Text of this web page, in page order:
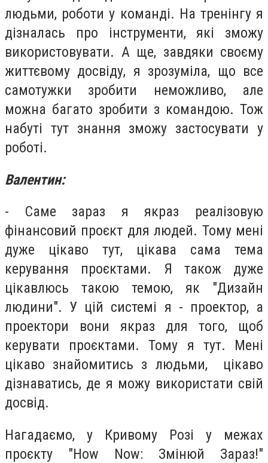
людьми, роботи у команді. На тренінгу я
дізналась про інструменти, які зможу
використовувати. А ще, завдяки своєму
життєвому досвіду, я зрозуміла, що все
самотужки зробити неможливо, але
можна багато зробити з командою. Тож
набуті тут знання зможу застосувати у
роботі.
Валентин:
- Саме зараз я якраз реалізовую
фінансовий проєкт для людей. Тому мені
дуже цікаво тут, цікава сама тема
керування проєктами. Я також дуже
цікавлюсь такою темою, як "Дизайн
людини". У цій системі я - проектор, а
проектори вони якраз для того, щоб
керувати проєктами. Тому я тут. Мені
цікаво знайомитись з людьми, цікаво
дізнаватись, де я можу використати свій
досвід.
Нагадаємо, у Кривому Розі у межах
проєкту "How Now: Змінюй Зараз!"